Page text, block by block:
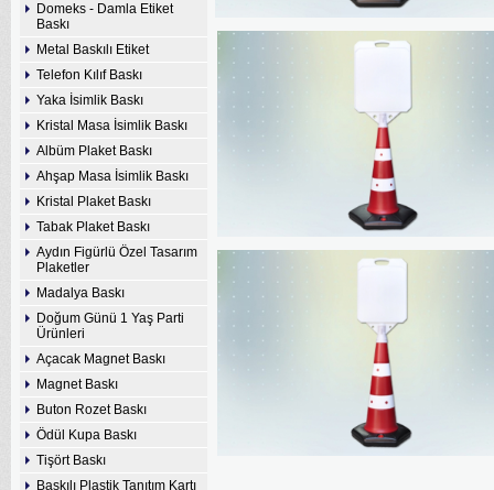
Domeks - Damla Etiket
Baskı
Metal Baskılı Etiket
Telefon Kılıf Baskı
Yaka İsimlik Baskı
Kristal Masa İsimlik Baskı
Albüm Plaket Baskı
Ahşap Masa İsimlik Baskı
Kristal Plaket Baskı
Tabak Plaket Baskı
Aydın Figürlü Özel Tasarım
Plaketler
Madalya Baskı
Doğum Günü 1 Yaş Parti
Ürünleri
Açacak Magnet Baskı
Magnet Baskı
Buton Rozet Baskı
Ödül Kupa Baskı
Tişört Baskı
Baskılı Plastik Tanıtım Kartı